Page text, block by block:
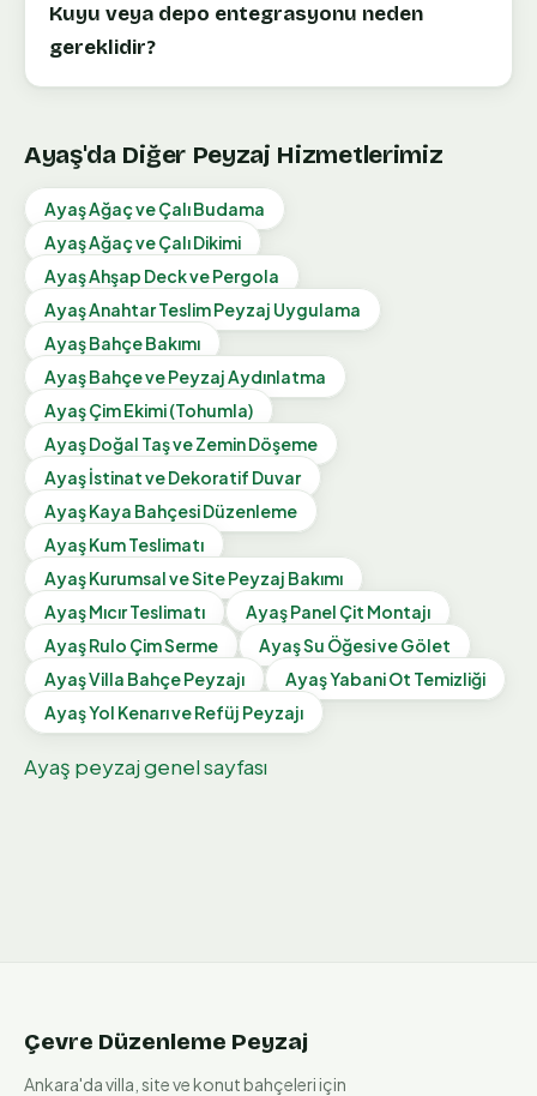
Kuyu veya depo entegrasyonu neden
gereklidir?
Ayaş'da Diğer Peyzaj Hizmetlerimiz
AyaşAğaç ve Çalı Budama
AyaşAğaç ve Çalı Dikimi
AyaşAhşap Deck ve Pergola
AyaşAnahtar Teslim Peyzaj Uygulama
AyaşBahçe Bakımı
AyaşBahçe ve Peyzaj Aydınlatma
AyaşÇim Ekimi (Tohumla)
AyaşDoğal Taş ve Zemin Döşeme
Ayaşİstinat ve Dekoratif Duvar
AyaşKaya Bahçesi Düzenleme
AyaşKum Teslimatı
AyaşKurumsal ve Site Peyzaj Bakımı
AyaşMıcır Teslimatı AyaşPanel Çit Montajı
AyaşRulo Çim Serme AyaşSu Öğesi ve Gölet
AyaşVilla Bahçe Peyzajı AyaşYabani Ot Temizliği
AyaşYol Kenarı ve Refüj Peyzajı
Ayaş peyzaj genel sayfası
Çevre Düzenleme Peyzaj
Ankara'da villa, site ve konut bahçeleri için